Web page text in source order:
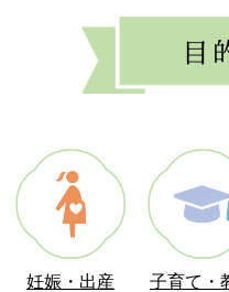
募集について
チGYODA」がオープンし
目
的
別
探
す
妊娠・出産 子育て・